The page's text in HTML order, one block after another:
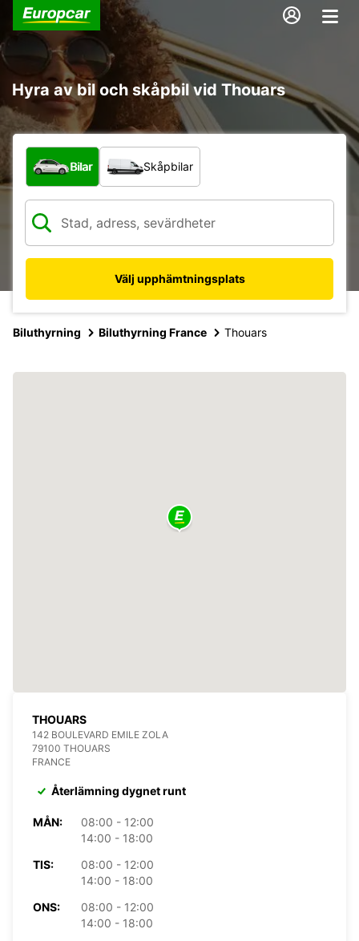
Hyra av bil och skåpbil vid Thouars
Vilken typ av fordon?
Bilar Skåpbilar
Välj upphämtningsplats
Biluthyrning Biluthyrning France Thouars
THOUARS
142 BOULEVARD EMILE ZOLA
79100 THOUARS
FRANCE
Återlämning dygnet runt
MÅN:
08:00 - 12:00
14:00 - 18:00
TIS:
08:00 - 12:00
14:00 - 18:00
ONS:
08:00 - 12:00
14:00 - 18:00